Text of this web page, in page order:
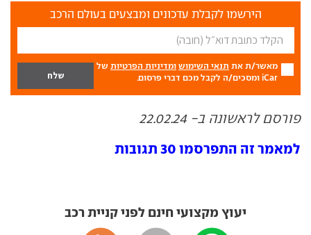
הירשמו לקבלת עדכונים ומבצעים בעולם הרכב
מאשר/ת את תנאי השימוש ומדיניות הפרטיות של
iCar ומסכים/ה לקבל מכם דברי פרסום.
פורסם לראשונה ב- 22.02.24
למאמר זה התפרסמו 30 תגובות
יעוץ מקצועי חינם לפני קניית רכב